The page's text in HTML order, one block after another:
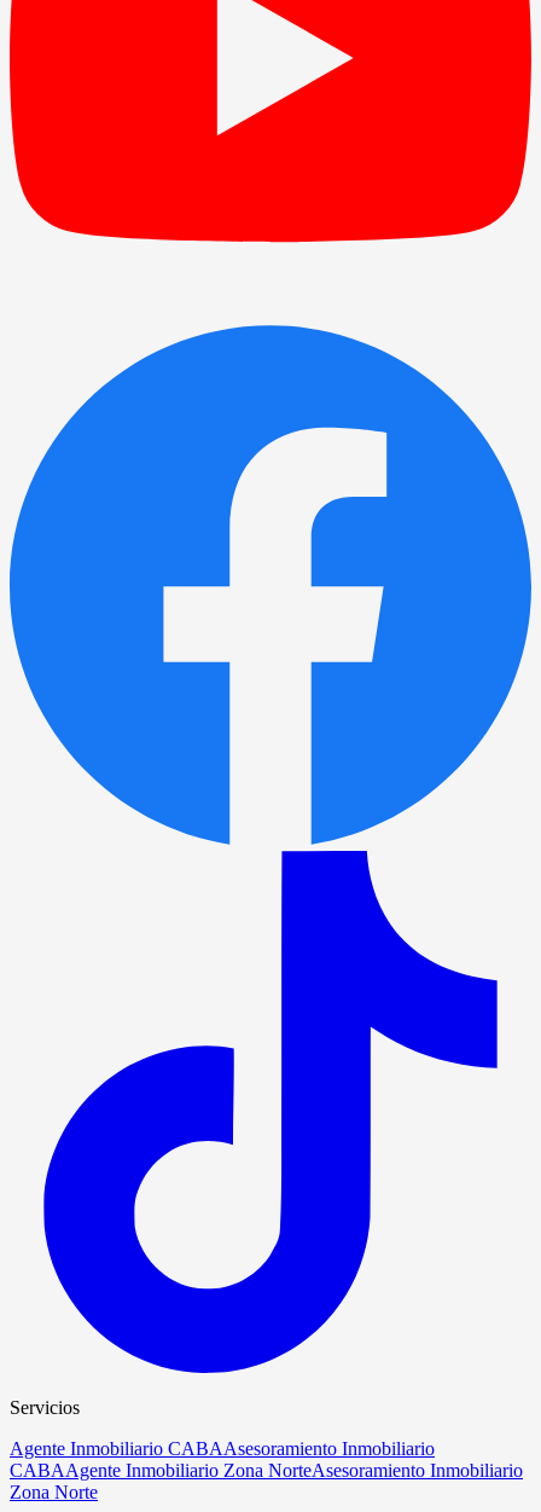
Servicios
Agente Inmobiliario CABAAsesoramiento Inmobiliario
CABAAgente Inmobiliario Zona NorteAsesoramiento Inmobiliario
Zona Norte